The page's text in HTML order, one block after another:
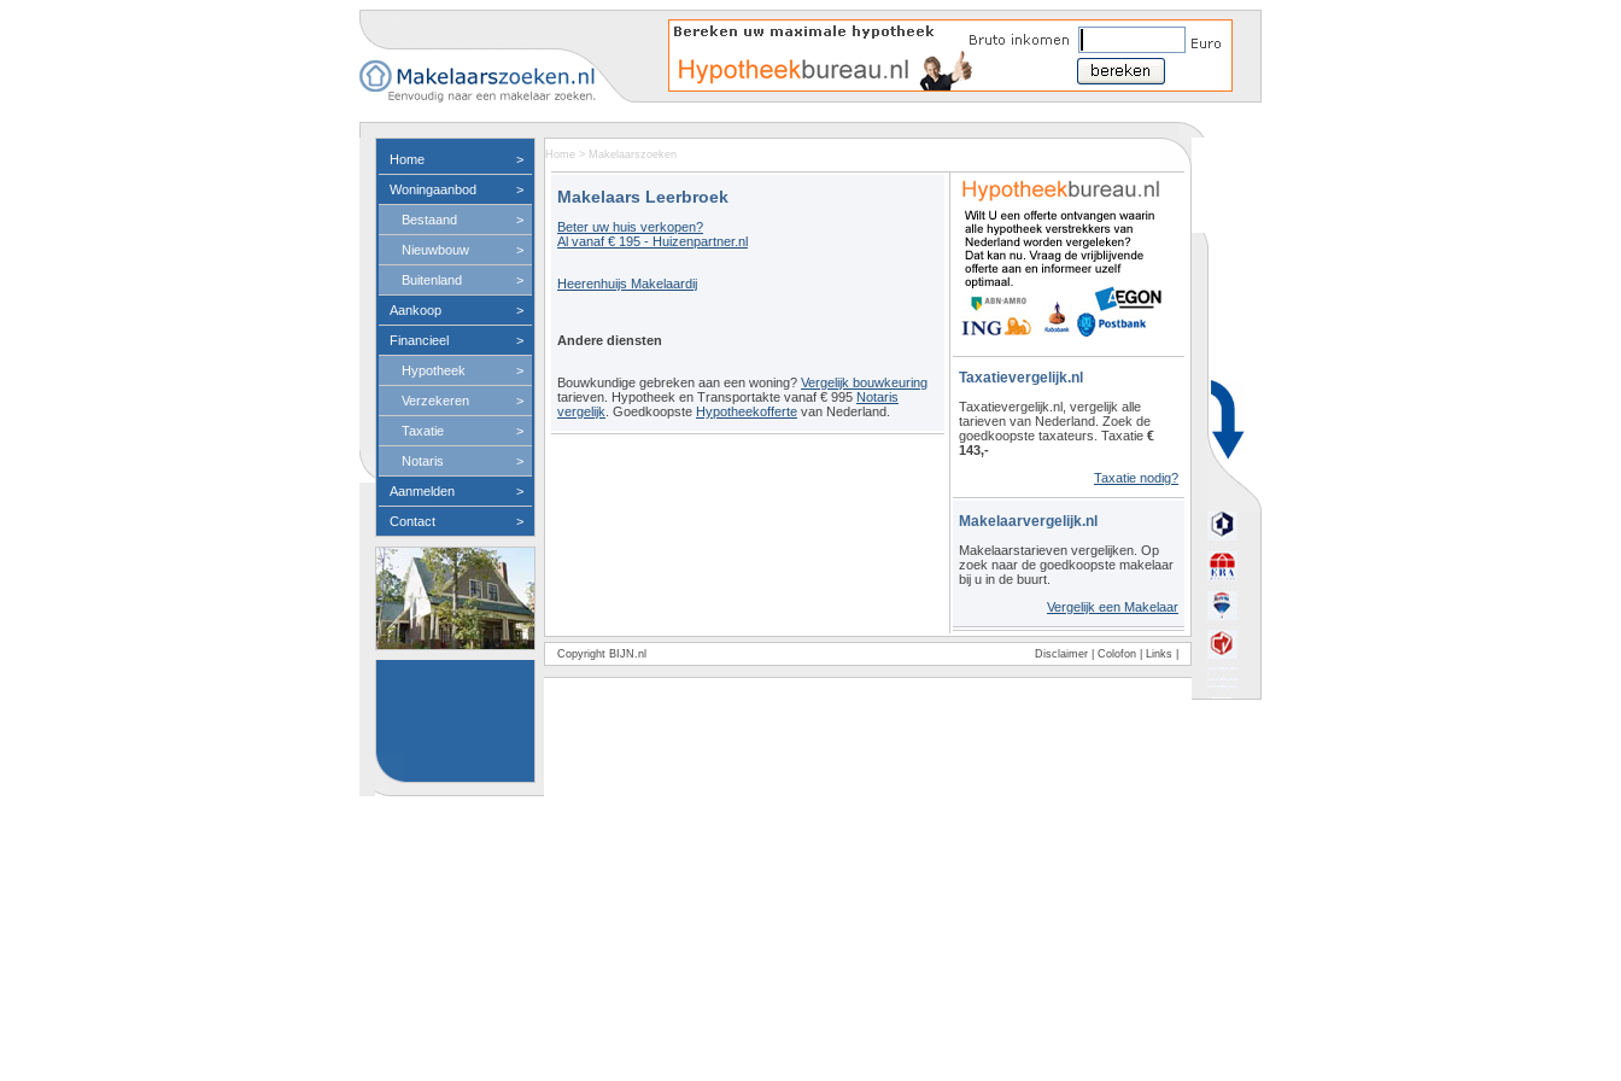
Home >
Woningaanbod >
Bestaand >
Nieuwbouw >
Buitenland >
Aankoop >
Financieel >
Hypotheek >
Verzekeren >
Taxatie >
Notaris >
Aanmelden >
Contact >
Home > Makelaarszoeken
Makelaars Leerbroek
Beter uw huis verkopen?
Al vanaf € 195 - Huizenpartner.nl
Heerenhuijs Makelaardij
Andere diensten
Bouwkundige gebreken aan een woning? Vergelijk bouwkeuring
tarieven. Hypotheek en Transportakte vanaf € 995 Notaris
vergelijk . Goedkoopste Hypotheekofferte van Nederland.
Taxatievergelijk.nl
Taxatievergelijk.nl, vergelijk alle
tarieven van Nederland. Zoek de
goedkoopste taxateurs. Taxatie €
143,-
Taxatie nodig?
Makelaarvergelijk.nl
Makelaarstarieven vergelijken. Op
zoek naar de goedkoopste makelaar
bij u in de buurt.
Vergelijk een Makelaar
Copyright BIJN.nl Disclaimer Colofon Links